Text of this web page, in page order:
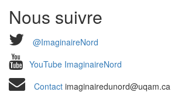
Nous suivre
@ImaginaireNord
YouTube ImaginaireNord
Contact imaginairedunord@uqam.ca